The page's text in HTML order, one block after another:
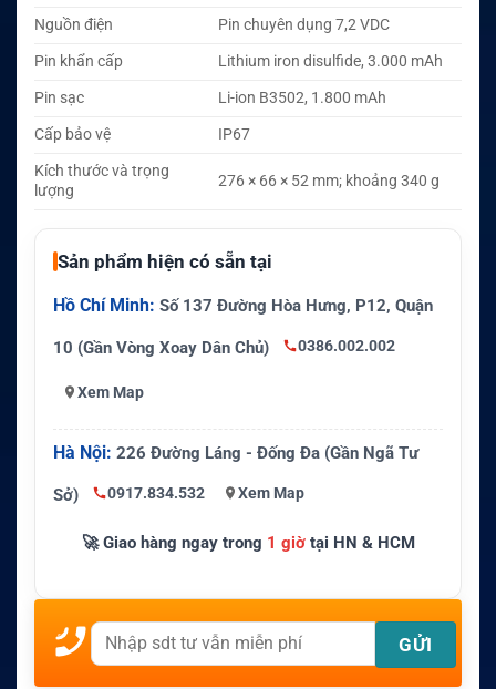
Nguồn điện
Pin chuyên dụng 7,2 VDC
Pin khẩn cấp
Lithium iron disulfide, 3.000 mAh
Pin sạc
Li-ion B3502, 1.800 mAh
Cấp bảo vệ
IP67
Kích thước và trọng
lượng
276 × 66 × 52 mm; khoảng 340 g
Sản phẩm hiện có sẵn tại
Hồ Chí Minh: Số 137 Đường Hòa Hưng, P12, Quận
10 (Gần Vòng Xoay Dân Chủ) 0386.002.002
Xem Map
Hà Nội: 226 Đường Láng - Đống Đa (Gần Ngã Tư
Sở) 0917.834.532 Xem Map
🚀 Giao hàng ngay trong 1 giờtại HN & HCM